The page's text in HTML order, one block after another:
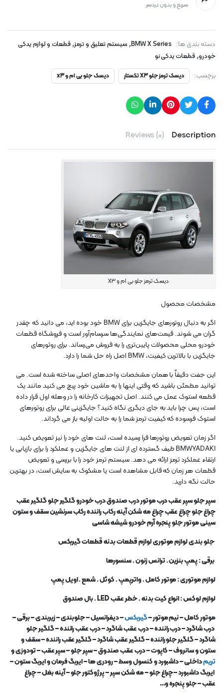
سریع و بدون دردسر
دسته بندی ها: BMW X Series
, سیستم تعلیق و ترمز, قطعات و لوازم یدکی
خودرو, قطعات یدکی نو
برچسب:
دیسک ترمز جلو X3 تکستار دیسک جلو بی ام و x3
Description
Reviews (0)
دیسک ترمز جلو بی ام و X3
مشخصات محصول
اگر به دنبال روتورهای جایگزین برای BMW خود بوده اید، می دانید که چقدر
گران می شوند. قیمت‌های نمایندگی‌ها سرسام‌آور است و فروشگاه قطعات
خودرو محلی محصولات پایین‌تری را به فروش می‌رساند. برای روتورهای
جایگزین با بالاترین کیفیت، BMW اصل راه حل شما را دارد.
این جفت دقیقاً با همان مشخصات واحدهای اصلی ساخته شده است. می
توانید مطمئن باشید که وقتی اینها را به ماشین خود پیچ می کنید مانند یک
قطعه استوک عمل می کنند. اصل تجهیزات کارخانه را در وهله اول قرار داده
است، پس چرا باید به جای دیگری نگاه کنید؟ جایگزینی عالی برای روتورهای
استوک فرسوده که کیفیت ترمز شما را به حالت اولیه باز می گرداند.
اگر زمان تعویض روتورها فرا رسیده است، لنت های خود را نیز تعویض کنید.
BMWYADAKI طیف گسترده ای از لنت های جایگزین و عملکرد را برای بازیابی یا
ارتقاء عملکرد ترمز ارائه می دهد. سیستم ترمز خود را با بررسی و تعویض
قطعات هر زمان که قابل مشاهده است یا مشکوک به سایش است، در بهترین
حالت نگه دارید.
سپر جلو سپر عقب درب موتور درب صندوق درب خودرو گلگیر جلو گلگیر عقب
چراغ جلو چراغ عقب چراغ مه شکن آینه رکاب راننده رکاب سرنشین سقف و ستون
سینی موتور جلو پنجره آرم خودرو شیشه شاسی
جلو بندی لوازم موتوری لوازم قطعات بدنه قطعات گیربکس
برقی : پمپ بنزین . ترانس زنون . سنسورها
لوازم موتوری : موتور کامل . واترپمپ . کوئل . شمع . اویل پمپ
لوازم لوکس : انواع کیت بدنه . خطر عقبLED .
بال صندوق
موتور کامل–نیم موتور–گیربکس–دیفرانسیل–جلوبندی–زیربندی–برقی–
درب شاگرد–درب راننده–درب عقب شاگرد–درب عقب راننده–گلگیر جلو
شاگرد–گلگیر جلو راننده–گلگیر عقب شاگرد–گلگیر عقب راننده–سقف و
ستون و سانروف–کاپوت–درب عقب صندوق–سپر جلو–سپر عقب–تودوزی و
تریمداخلی–داشبورد و کنسول وسط–رودری ها–ایربگ فرمان و ایربگ ستون–
ایربگ داشبورد–چراغ جلو–مه شکن سپر–پرژوکتور جلو–آینه بغل–چراغ
عقب–جلو پنجره و…